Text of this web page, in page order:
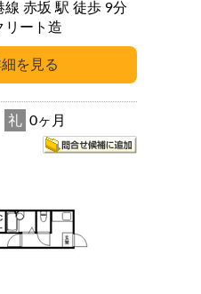
福岡市空港線 赤坂 駅 徒歩 9分
リート造
礼 0ヶ月